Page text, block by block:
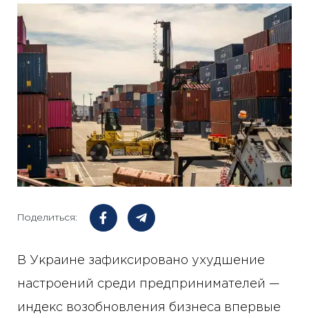
Поделиться:
В Украине зафиксировано ухудшение
настроений среди предпринимателей —
индекс возобновления бизнеса впервые